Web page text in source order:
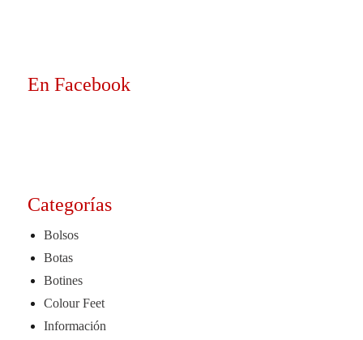
En Facebook
Categorías
Bolsos
Botas
Botines
Colour Feet
Información